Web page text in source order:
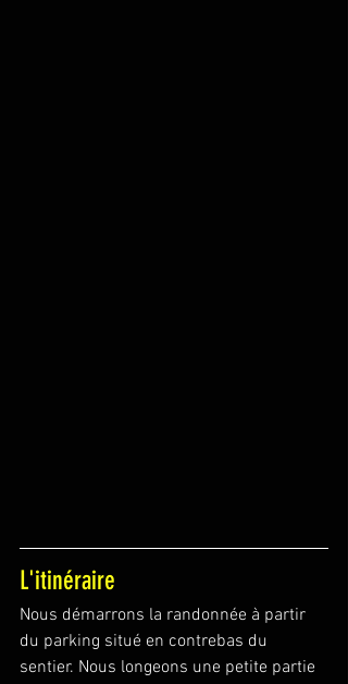
L'itinéraire
Nous démarrons la randonnée à partir
du parking situé en contrebas du
sentier. Nous longeons une petite partie